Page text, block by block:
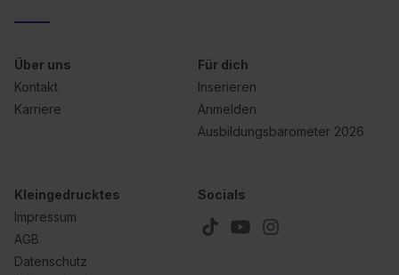
Über uns
Kontakt
Karriere
Für dich
Inserieren
Anmelden
Ausbildungsbarometer 2026
Kleingedrucktes
Impressum
AGB
Datenschutz
Socials